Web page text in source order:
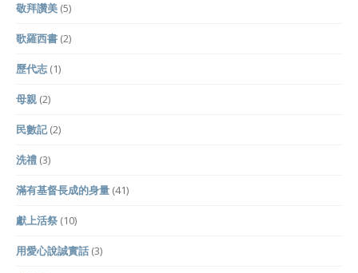
敬拜讚美 (5)
歌羅西書 (2)
歷代志 (1)
母親 (2)
民數記(2)
洗禮 (3)
滿有基督長成的身量 (41)
獻上活祭 (10)
用愛心說誠實話 (3)